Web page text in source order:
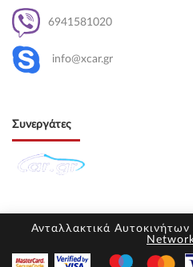
6941581020
info@xcar.gr
Συνεργάτες
Ανταλλακτικά